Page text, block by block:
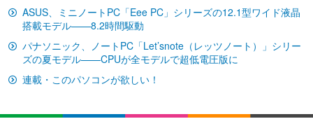
Sezlife オフィスチェア デスクチェア 疲れない テレ
ワーク チェア 強化バックレスト 30度ロッキング機
レスト 3Dヘッドレスト ハンガー付き 高反発クッシ
￥109,572
【純正品】27"ゲーミングモニター DualSense 充電
フック付き（CFI-ZDM1J）
￥49,979
ネオ・ルーライフ ネオ・オムツ L 中型犬用 26枚入
り 単品
￥1,800
ASUS、ミニノートPC「Eee PC」シリーズの12.1型ワイド液晶
搭載モデル——8.2時間駆動
パナソニック、ノートPC「Let’snote（レッツノート）」シリー
ズの夏モデル——CPUが全モデルで超低電圧版に
連載・このパソコンが欲しい！